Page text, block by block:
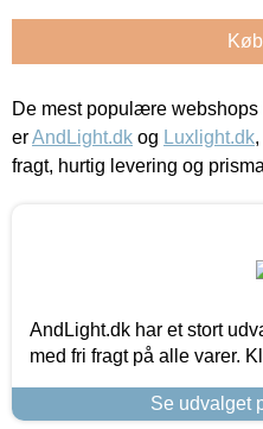
De mest populære
erAndLight.dk og Luxlight.dk
fragt, hurtig levering og
AndLight.dk har et stort
med fri fragt på alle varer.
Se udvalget